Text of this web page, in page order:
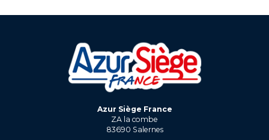
Azur Siège France
ZA la combe
83690 Salernes